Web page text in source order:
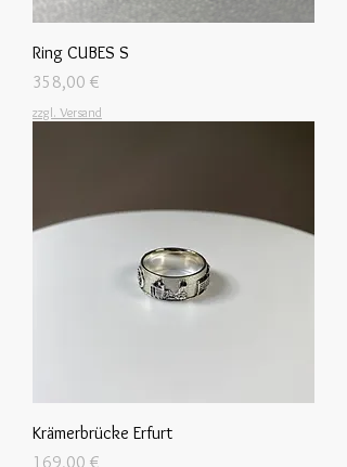
Ring CUBES S
Preis
358,00 €
zzgl. Versand
Krämerbrücke Erfurt
Preis
169,00 €